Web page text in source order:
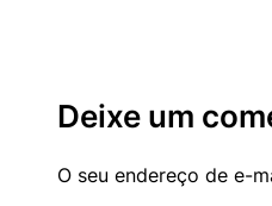
Deixe um
O seu endereço de e-